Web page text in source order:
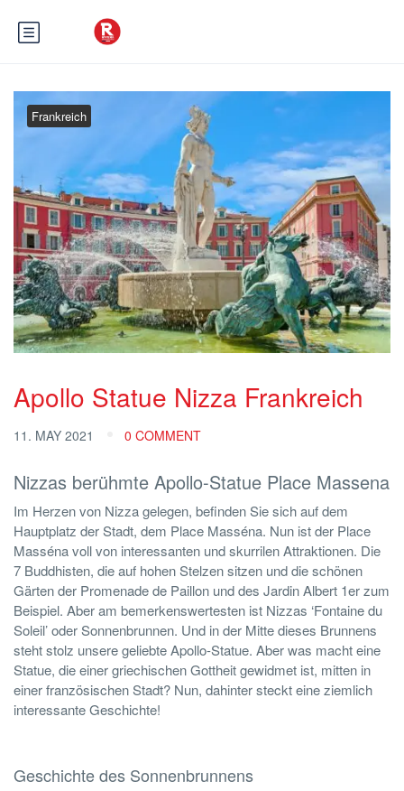
Frankreich
Apollo Statue Nizza Frankreich
11. MAY 2021 0 COMMENT
Nizzas berühmte Apollo-Statue Place Massena
Im Herzen von Nizza gelegen, befinden Sie sich auf dem
Hauptplatz der Stadt, dem Place Masséna. Nun ist der Place
Masséna voll von interessanten und skurrilen Attraktionen. Die
7 Buddhisten, die auf hohen Stelzen sitzen und die schönen
Gärten der Promenade de Paillon und des Jardin Albert 1er zum
Beispiel. Aber am bemerkenswertesten ist Nizzas ‘Fontaine du
Soleil’ oder Sonnenbrunnen. Und in der Mitte dieses Brunnens
steht stolz unsere geliebte Apollo-Statue. Aber was macht eine
Statue, die einer griechischen Gottheit gewidmet ist, mitten in
einer französischen Stadt? Nun, dahinter steckt eine ziemlich
interessante Geschichte!
Geschichte des Sonnenbrunnens